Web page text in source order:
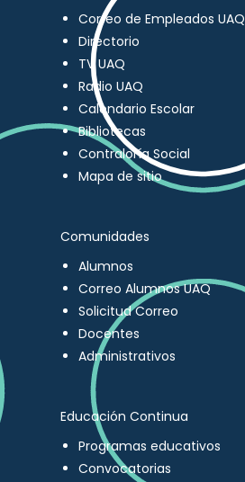
Correo de Empleados UAQ
Directorio
TV UAQ
Radio UAQ
Calendario Escolar
Bibliotecas
Contraloría Social
Mapa de sitio
Comunidades
Alumnos
Correo Alumnos UAQ
Solicitud Correo
Docentes
Administrativos
Educación Continua
Programas educativos
Convocatorias